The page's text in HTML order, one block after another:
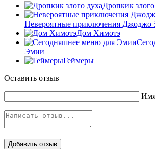
Дропкик
Невероятные приключения Джоджо
Дом Химотэ
Эмии
Геймеры
Оставить отзыв